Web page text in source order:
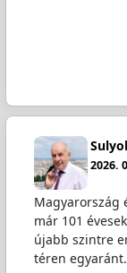
2026.
Magyarország
már 101
újabb szintre
téren